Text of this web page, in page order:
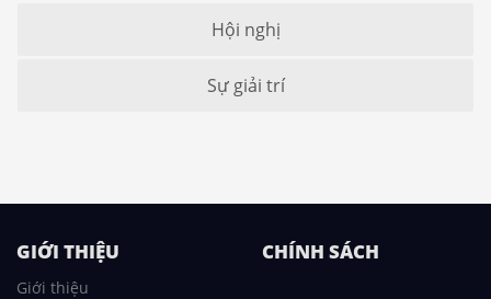
Hội nghị
Sự giải trí
GIỚI THIỆU
Giới thiệu
CHÍNH SÁCH